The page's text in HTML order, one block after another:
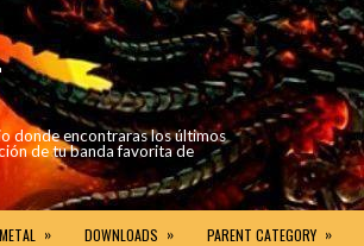
donde encontraras los últimos
de tu banda favorita de
» DOWNLOADS » PARENT CATEGORY »